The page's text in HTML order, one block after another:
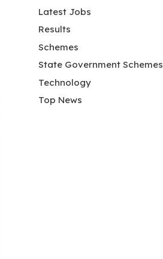
Latest Jobs
Results
Schemes
State Government Schemes
Technology
Top News